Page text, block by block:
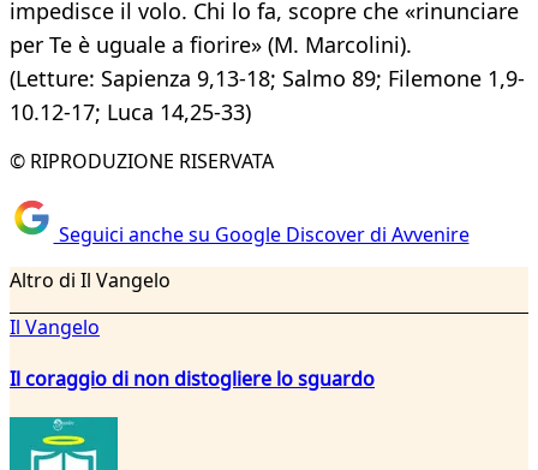
impedisce il volo. Chi lo fa, scopre che «rinunciare
per Te è uguale a fiorire» (M. Marcolini).
(Letture: Sapienza 9,13-18; Salmo 89; Filemone 1,9-
10.12-17; Luca 14,25-33)
© RIPRODUZIONE RISERVATA
Seguici anche su Google Discover di Avvenire
Altro di Il Vangelo
Il Vangelo
Il coraggio di non distogliere lo sguardo